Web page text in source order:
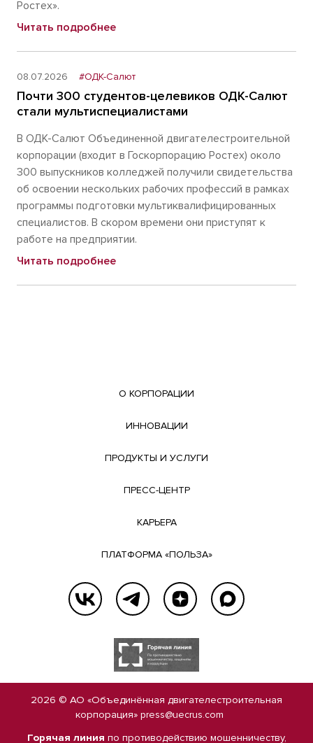
Ростех».
Читать подробнее
08.07.2026 #ОДК-Салют
Почти 300 студентов-целевиков ОДК-Салют
стали мультиспециалистами
В ОДК-Салют Объединенной двигателестроительной
корпорации (входит в Госкорпорацию Ростех) около
300 выпускников колледжей получили свидетельства
об освоении нескольких рабочих профессий в рамках
программы подготовки мультиквалифицированных
специалистов. В скором времени они приступят к
работе на предприятии.
Читать подробнее
О КОРПОРАЦИИ
ИННОВАЦИИ
ПРОДУКТЫ И УСЛУГИ
ПРЕСС-ЦЕНТР
КАРЬЕРА
ПЛАТФОРМА «ПОЛЬЗА»
2026 © АО «Объединённая двигателестроительная
корпорация» press@uecrus.com
Горячая линия по противодействию мошенничеству,